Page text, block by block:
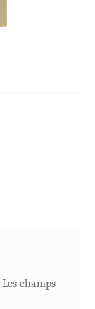
Les champs